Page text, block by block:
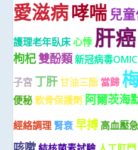
愛滋病哮喘 兒
護理老年臥床 心悸 肝癌
枸杞雙酚類新冠病毒
子宮 丁肝甘油三酯 當歸
便秘 軟骨保護劑 阿爾茨海
經絡調理 腎衰 早搏 高血壓